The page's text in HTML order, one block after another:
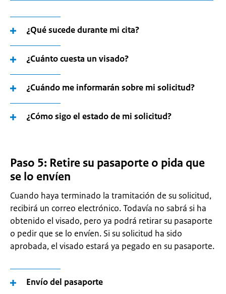
¿Qué sucede durante mi cita?
¿Cuánto cuesta un visado?
¿Cuándo me informarán sobre mi solicitud?
¿Cómo sigo el estado de mi solicitud?
Paso 5: Retire su pasaporte o pida que
se lo envíen
Cuando haya terminado la tramitación de su solicitud,
recibirá un correo electrónico. Todavía no sabrá si ha
obtenido el visado, pero ya podrá retirar su pasaporte
o pedir que se lo envíen. Si su solicitud ha sido
aprobada, el visado estará ya pegado en su pasaporte.
Envío del pasaporte